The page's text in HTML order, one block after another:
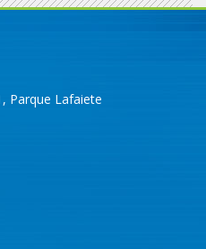
Parque Lafaiete